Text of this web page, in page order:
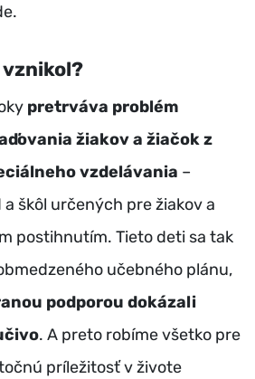
pretrváva problém
žiakov a žiačok z
vzdelávania –
škôl určených pre žiakov a
postihnutím. Tieto deti sa tak
učebného plánu,
podporou dokázali
. A preto robíme všetko pre
príležitosť v živote